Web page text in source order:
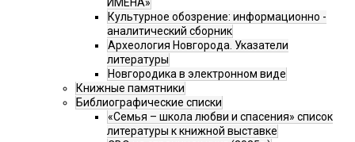
ИМЕНА»
Культурное обозрение: информационно -
аналитический сборник
Археология Новгорода. Указатели
литературы
Новгородика в электронном виде
Книжные памятники
Библиографические списки
«Семья – школа любви и спасения» список
литературы к книжной выставке